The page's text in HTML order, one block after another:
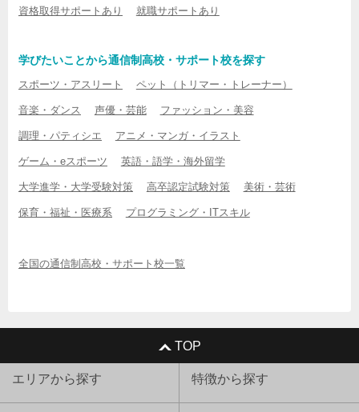
資格取得サポートあり 就職サポートあり
学びたいことから通信制高校・サポート校を探す
スポーツ・アスリート ペット（トリマー・トレーナー）
音楽・ダンス 声優・芸能 ファッション・美容
調理・パティシエ アニメ・マンガ・イラスト
ゲーム・eスポーツ 英語・語学・海外留学
大学進学・大学受験対策 高卒認定試験対策 美術・芸術
保育・福祉・医療系 プログラミング・ITスキル
全国の通信制高校・サポート校一覧
TOP
エリアから探す 特徴から探す